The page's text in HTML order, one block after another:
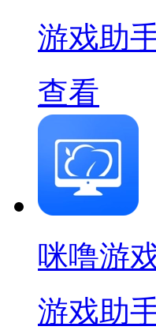
游戏助
查看
咪噜游
游戏助